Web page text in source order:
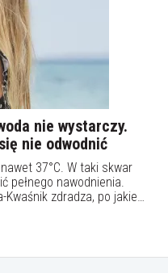
nie wystarczy.
nie odwodnić
37°C. W taki skwar
pełnego nawodnienia.
zdradza, po jakie
odwodnienia, zachować